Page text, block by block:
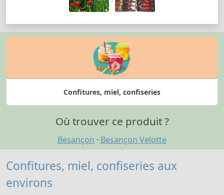
Confitures, miel, confiseries
Où trouver ce produit ?
Besançon · Besançon Velotte
Confitures, miel, confiseries aux
environs